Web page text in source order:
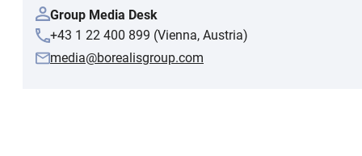
Group Media Desk
+43 1 22 400 899 (Vienna, Austria)
media@borealisgroup.com